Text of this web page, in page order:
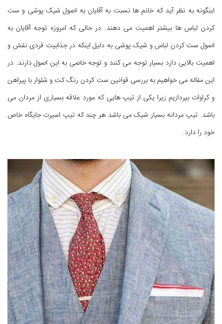
اینگونه به نظر آید که خانم ها نسبت به آقایان به اصول شیک پوشی و ست
کردن لباس ها بیشتر اهمیت می دهند. در حالی که امروزه توجه آقایان به
اصول ست کردن لباس و شیک پوشی به دلیل اینکه در جذابیت فردی نقش و
اهمیت بالایی دارد بسیار توجه می کنند و توجه خاصی به این اصول دارند. در
این مقاله می خواهیم به بررسی قوانین ست کردن رنگ کت و شلوار با پیراهن
و کراوات بپردازیم زیرا یکی از تیپ هایی که مورد علاقه بسیاری از مردان می
باشد. تیپ مردانه بسیار شیک می باشد هر چند که تیپ اسپرت جایگاه خاص
خود را دارد.